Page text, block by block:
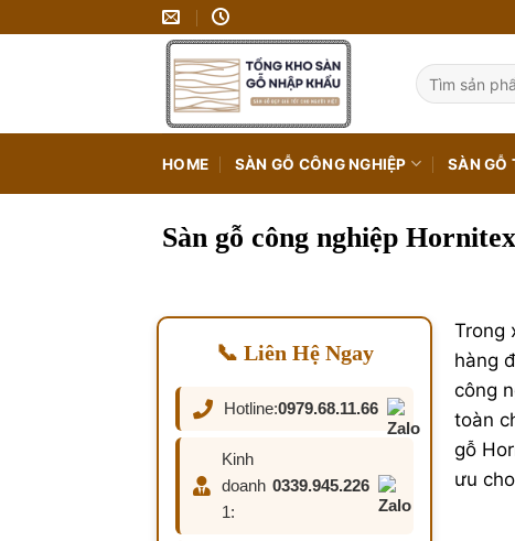
Tìm
kiếm:
HOME SÀN GỖ CÔNG NGHIỆP SÀN GỖ
Sàn gỗ công nghiệp Hornitex
📞 Liên Hệ Ngay
Hotline:0979.68.11.66
Kinh
doanh
1:
0339.945.226
Trong
hàng
công
toàn
gỗ
ưu